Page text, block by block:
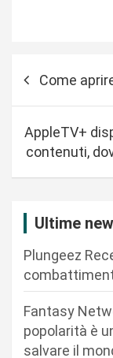
Come
AppleTV+
contenuti,
Ultime
Plungeez
Fantasy
popolarità è
salvare il